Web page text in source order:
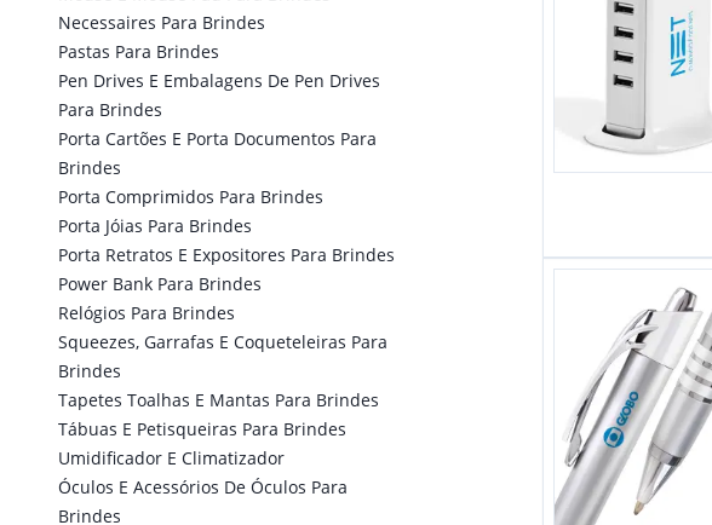
Necessaires Para Brindes
Pastas Para Brindes
Pen Drives E Embalagens De Pen Drives
Para Brindes
Porta Cartões E Porta Documentos Para
Brindes
Porta Comprimidos Para Brindes
Porta Jóias Para Brindes
Porta Retratos E Expositores Para Brindes
Power Bank Para Brindes
Relógios Para Brindes
Squeezes, Garrafas E Coqueteleiras Para
Brindes
Tapetes Toalhas E Mantas Para Brindes
Tábuas E Petisqueiras Para Brindes
Umidificador E Climatizador
Óculos E Acessórios De Óculos Para
Brindes